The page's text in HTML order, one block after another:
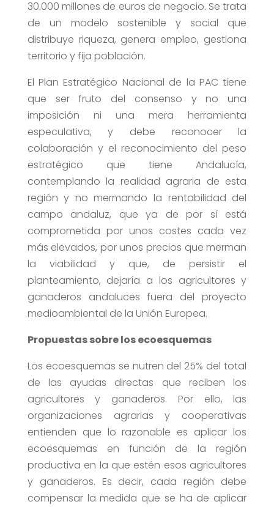
30.000 millones de euros de negocio. Se trata
de un modelo sostenible y social que
distribuye riqueza, genera empleo, gestiona
territorio y fija población.
El Plan Estratégico Nacional de la PAC tiene
que ser fruto del consenso y no una
imposición ni una mera herramienta
especulativa, y debe reconocer la
colaboración y el reconocimiento del peso
estratégico que tiene Andalucía,
contemplando la realidad agraria de esta
región y no mermando la rentabilidad del
campo andaluz, que ya de por sí está
comprometida por unos costes cada vez
más elevados, por unos precios que merman
la viabilidad y que, de persistir el
planteamiento, dejaría a los agricultores y
ganaderos andaluces fuera del proyecto
medioambiental de la Unión Europea.
Propuestas sobre los ecoesquemas
Los ecoesquemas se nutren del 25% del total
de las ayudas directas que reciben los
agricultores y ganaderos. Por ello, las
organizaciones agrarias y cooperativas
entienden que lo razonable es aplicar los
ecoesquemas en función de la región
productiva en la que estén esos agricultores
y ganaderos. Es decir, cada región debe
compensar la medida que se ha de aplicar